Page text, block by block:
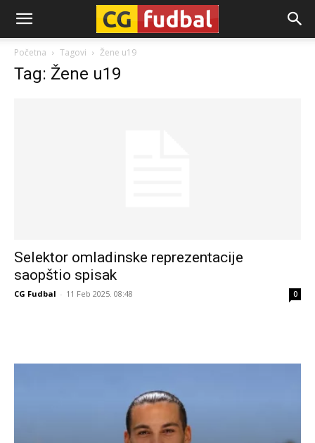
CG-
Fudbal
Početna Tagovi Žene u19
Tag: Žene u19
Selektor omladinske reprezentacije
saopštio spisak
CG Fudbal - 11 Feb 2025. 08:48 0